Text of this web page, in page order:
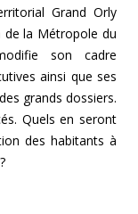
Grand Orly
de la Métropole du
son cadre
ainsi que ses
grands dossiers.
Quels en seront
des habitants à